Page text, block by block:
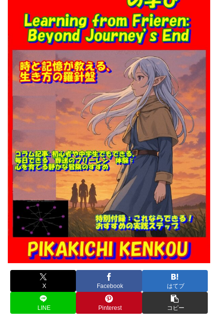
X Facebook はてブ
LINE Pinterest コピー